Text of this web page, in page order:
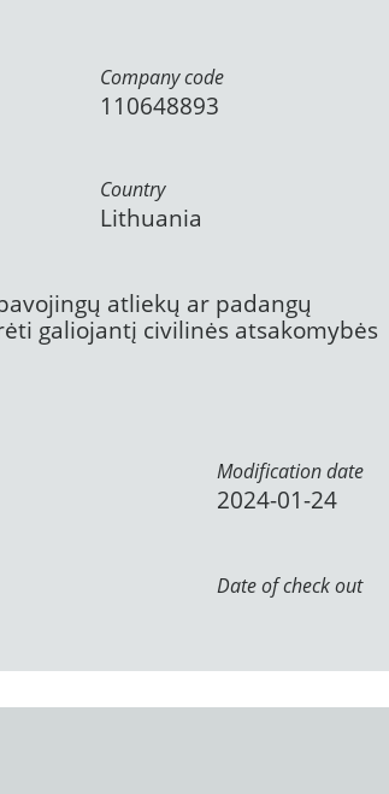
Company code
110648893
Country
Lithuania
atliekų ar padangų
galiojantį civilinės atsakomybės
Modification date
2024-01-24
Date of check out